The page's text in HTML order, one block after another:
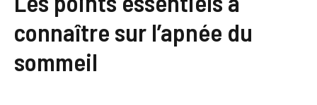
connaître sur l’apnée du
sommeil